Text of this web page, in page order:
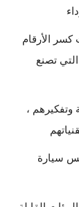
الأرقام
التي تصنع
،
سيارة